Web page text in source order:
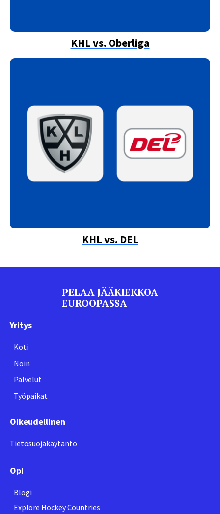
KHL vs. Oberliga
KHL vs. DEL
PELAA JÄÄKIEKKOA
EUROOPASSA
Yritys
Koti
Noin
Palvelut
Työpaikat
Oikeudellinen
Tietosuojakäytäntö
Opi
Blogi
Explore Hockey Countries